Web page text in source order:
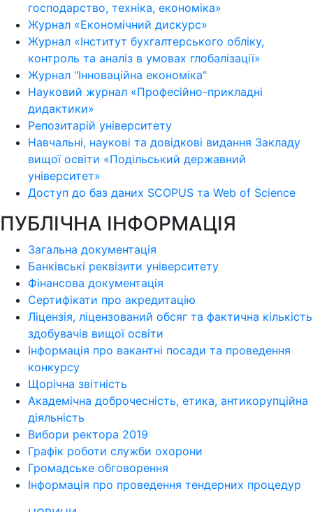
господарство, техніка, економіка»
Журнал «Економічний дискурс»
Журнал «Інститут бухгалтерського обліку,
контроль та аналіз в умовах глобалізації»
Журнал "Інноваційна економіка"
Науковий журнал «Професійно-прикладні
дидактики»
Репозитарій університету
Навчальні, наукові та довідкові видання Закладу
вищої освіти «Подільський державний
університет»
Доступ до баз даних SCOPUS та Web of Science
ПУБЛІЧНА ІНФОРМАЦІЯ
Загальна документація
Банківські реквізити університету
Фінансова документація
Сертифікати про акредитацію
Ліцензія, ліцензований обсяг та фактична кількість
здобувачів вищої освіти
Інформація про вакантні посади та проведення
конкурсу
Щорічна звітність
Академічна доброчесність, етика, антикорупційна
діяльність
Вибори ректора 2019
Графік роботи служби охорони
Громадське обговорення
Інформація про проведення тендерних процедур